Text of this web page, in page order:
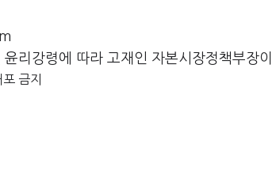
리강령에 따라 고재인 자본시장정책부장이
금지